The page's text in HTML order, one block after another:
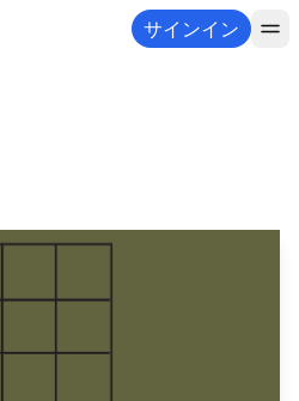
サインイン